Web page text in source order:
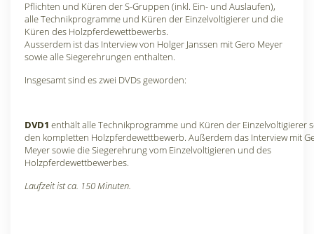
Pflichten und Küren der S-Gruppen (inkl. Ein- und Auslaufen),
alle Technikprogramme und Küren der Einzelvoltigierer und die
Küren des Holzpferdewettbewerbs.
Ausserdem ist das Interview von Holger Janssen mit Gero Meyer
sowie alle Siegerehrungen enthalten.
Insgesamt sind es zwei DVDs geworden:
DVD1 enthält alle Technikprogramme und Küren der Einzelvoltigierer
den kompletten Holzpferdewettbewerb. Außerdem das Interview mit
Meyer sowie die Siegerehrung vom Einzelvoltigieren und des
Holzpferdewettbewerbes.
Laufzeit ist ca. 150 Minuten.